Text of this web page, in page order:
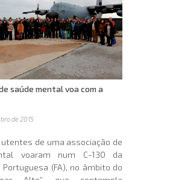
saúde mental voa com a
de 2015
utentes de uma associação de
voaram num C-130 da
Portuguesa (FA), no âmbito do